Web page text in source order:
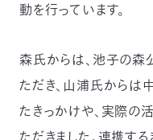
動を行っています。
森氏からは、池子の森
ただき、山浦氏からは
たきっかけや、実際の
ただきました。連携す